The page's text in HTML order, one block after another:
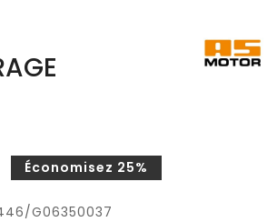
Économisez 25%
G06350037